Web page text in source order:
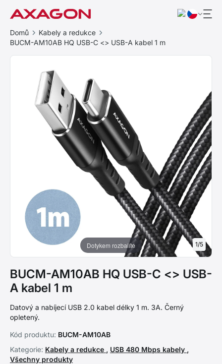
Domů
Kabely a redukce
BUCM-AM10AB HQ USB-C <> USB-A kabel 1 m
Dotykem rozbalíte 1/5
BUCM-AM10AB HQ USB-C <> USB-
A kabel 1 m
Datový a nabíjecí USB 2.0 kabel délky 1 m. 3A. Černý
opletený.
Kód produktu: BUCM-AM10AB
Kategorie: Kabely a redukce , USB 480 Mbps kabely ,
Všechny produkty